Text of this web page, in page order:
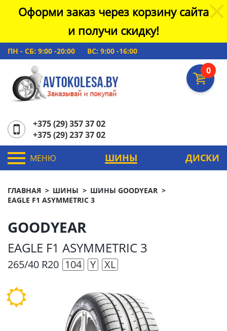
Оформи заказ через корзину сайта
и получи скидку!
ПН - СБ: 9:00 -20:00 ВС: 9:00 -16:00
0
+375 (29) 357 37 02
+375 (29) 237 37 02
МЕНЮ ШИНЫ ДИСКИ
ГЛАВНАЯ ШИНЫ
ШИНЫ GOODYEAR
EAGLE F1 ASYMMETRIC 3
GOODYEAR
EAGLE F1 ASYMMETRIC 3
265/40 R20 104 Y XL